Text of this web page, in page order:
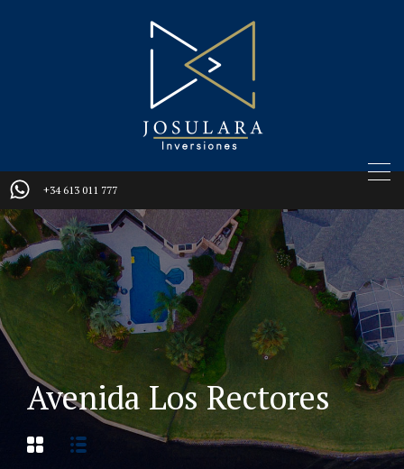
+34 613 011 777
Avenida Los Rectores